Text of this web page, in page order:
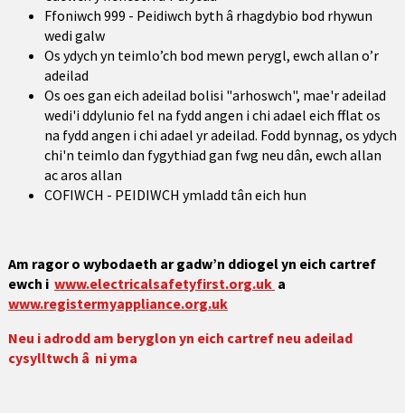
Ffoniwch 999 - Peidiwch byth â rhagdybio bod rhywun
wedi galw
Os ydych yn teimlo’ch bod mewn perygl, ewch allan o’r
adeilad
Os oes gan eich adeilad bolisi "arhoswch", mae'r adeilad
wedi'i ddylunio fel na fydd angen i chi adael eich fflat os
na fydd angen i chi adael yr adeilad. Fodd bynnag, os ydych
chi'n teimlo dan fygythiad gan fwg neu dân, ewch allan
ac aros allan
COFIWCH - PEIDIWCH ymladd tân eich hun
Am ragor o wybodaeth ar gadw’n ddiogel yn eich cartref
ewch i www.electricalsafetyfirst.org.uk a
www.registermyappliance.org.uk
Neu i adrodd am beryglon yn eich cartref neu adeilad
cysylltwch â ni yma